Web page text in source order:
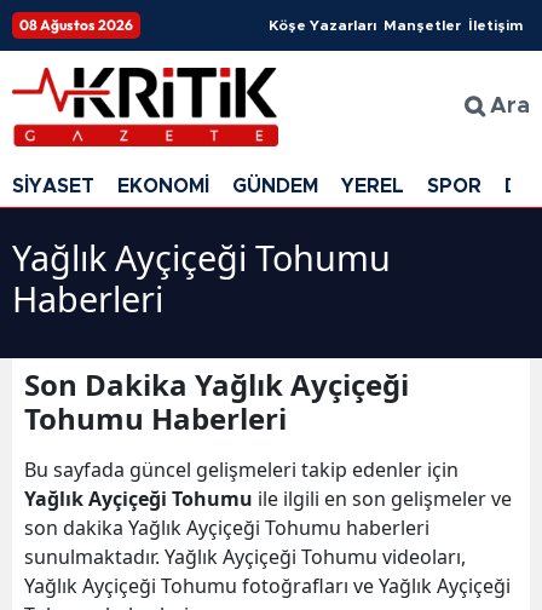
08 Ağustos 2026 Köşe Yazarları Manşetler İletişim
Ara
SİYASET EKONOMİ GÜNDEM YEREL SPOR
Yağlık Ayçiçeği Tohumu
Haberleri
Son Dakika Yağlık Ayçiçeği
Tohumu Haberleri
Bu sayfada güncel gelişmeleri takip edenler için
Yağlık Ayçiçeği Tohumu ile ilgili en son gelişmeler ve
son dakika Yağlık Ayçiçeği Tohumu haberleri
sunulmaktadır. Yağlık Ayçiçeği Tohumu videoları,
Yağlık Ayçiçeği Tohumu fotoğrafları ve Yağlık Ayçiçeği